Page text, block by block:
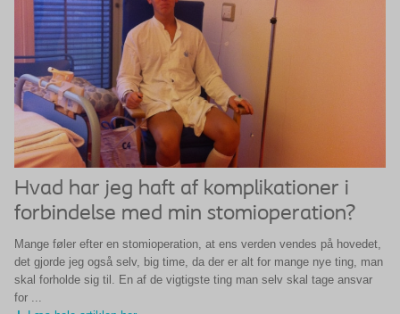
Hvad har jeg haft af komplikationer i
forbindelse med min stomioperation?
Mange føler efter en stomioperation, at ens verden vendes på hovedet,
det gjorde jeg også selv, big time, da der er alt for mange nye ting, man
skal forholde sig til. En af de vigtigste ting man selv skal tage ansvar
for ...